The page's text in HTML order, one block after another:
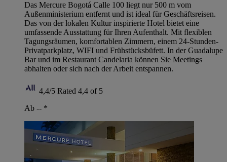
Das Mercure Bogotá Calle 100 liegt nur 500 m vom
Außenministerium entfernt und ist ideal für Geschäftsreisen.
Das von der lokalen Kultur inspirierte Hotel bietet eine
umfassende Ausstattung für Ihren Aufenthalt. Mit flexiblen
Tagungsräumen, komfortablen Zimmern, einem 24-Stunden-
Privatparkplatz, WIFI und Frühstücksbüfett. In der Guadalupe
Bar und im Restaurant Candelaria können Sie Meetings
abhalten oder sich nach der Arbeit entspannen.
4,4/5 Rated 4,4 of 5
Ab -- *